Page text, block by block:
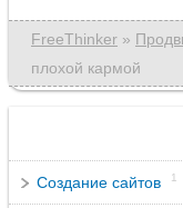
FreeThinker »
плохой кармой
Создание сайтов 1